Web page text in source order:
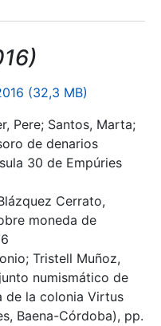
(32,3 MB)
Pere; Santos, Marta;
de denarios
30 de Empúries
Cerrato,
moneda de
Tristell Muñoz,
numismático de
de la colonia Virtus
Baena-Córdoba), pp.